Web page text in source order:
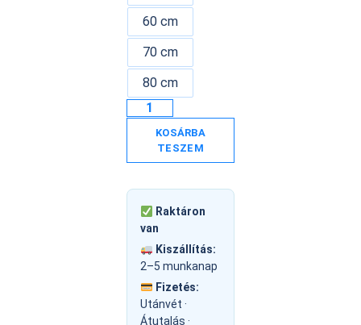
60 cm
70 cm
80 cm
KOSÁRBA
TESZEM
Raktáron
van
Kiszállítás:
2–5 munkanap
Fizetés:
Utánvét ·
Átutalás ·